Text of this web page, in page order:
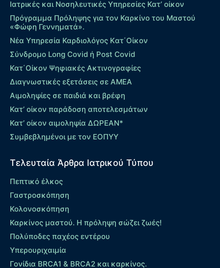
Ιατρικές και Νοσηλευτικές Υπηρεσίες Κατ’ οίκον
Πρόγραμμα Πρόληψης για τον Καρκίνο του Μαστού
«Φώφη Γεννηματά».
Νέα Υπηρεσία Καρδιολόγος Kατ΄Οίκον
Σύνδρομο Long Covid ή Post Covid
Κατ΄Οίκον Ψηφιακές Ακτινογραφίες
Διαγνωστικές εξετάσεις σε ΑΜΕΑ
Αιμοληψίες σε παιδιά και βρέφη
Κατ’ οίκον παράδοση αποτελεσμάτων
Κατ’ οίκον αιμοληψία ΔΩΡΕΑΝ*
Συμβεβλημένοι με τον ΕΟΠΥΥ
Τελευταία Άρθρα Ιατρικού Τύπου
Πεπτικό έλκος
Γαστροσκόπηση
Κολονοσκόπηση
Καρκίνος μαστού. Η πρόληψη σώζει ζωές!
Πολύποδες παχέος εντέρου
Yπερουριχαιμία
Γονίδια BRCA1 & BRCA2 και καρκίνος.